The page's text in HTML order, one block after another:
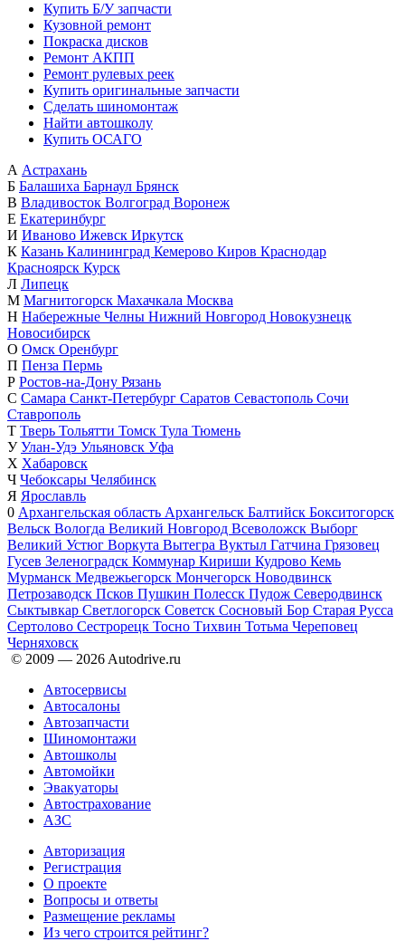
Купить Б/У запчасти
Кузовной ремонт
Покраска дисков
Ремонт АКПП
Ремонт рулевых реек
Купить оригинальные запчасти
Сделать шиномонтаж
Найти автошколу
Купить ОСАГО
А Астрахань
Б Балашиха Барнаул Брянск
В Владивосток Волгоград Воронеж
Е Екатеринбург
И Иваново Ижевск Иркутск
К Казань Калининград Кемерово Киров Краснодар
Красноярск Курск
Л Липецк
М Магнитогорск Махачкала Москва
Н Набережные Челны Нижний Новгород Новокузнецк
Новосибирск
О Омск Оренбург
П Пенза Пермь
Р Ростов-на-Дону Рязань
С Самара Санкт-Петербург Саратов Севастополь Сочи
Ставрополь
Т Тверь Тольятти Томск Тула Тюмень
У Улан-Удэ Ульяновск Уфа
Х Хабаровск
Ч Чебоксары Челябинск
Я Ярославль
0 Архангельская область Архангельск Балтийск Бокситогорск
Вельск Вологда Великий Новгород Всеволожск Выборг
Великий Устюг Воркута Вытегра Вуктыл Гатчина Грязовец
Гусев Зеленоградск Коммунар Кириши Кудрово Кемь
Мурманск Медвежьегорск Мончегорск Новодвинск
Петрозаводск Псков Пушкин Полесск Пудож Северодвинск
Сыктывкар Светлогорск Советск Сосновый Бор Старая Русса
Сертолово Сестрорецк Тосно Тихвин Тотьма Череповец
Черняховск
© 2009 — 2026 Autodrive.ru
Автосервисы
Автосалоны
Автозапчасти
Шиномонтажи
Автошколы
Автомойки
Эвакуаторы
Автострахование
АЗС
Авторизация
Регистрация
О проекте
Вопросы и ответы
Размещение рекламы
Из чего строится рейтинг?